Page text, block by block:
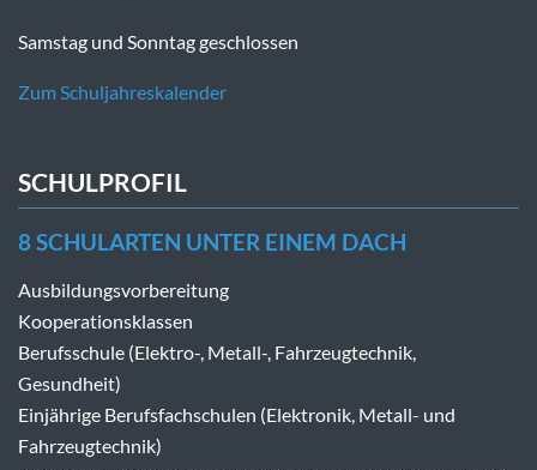
Samstag und Sonntag geschlossen
Zum Schuljahreskalender
SCHULPROFIL
8 SCHULARTEN UNTER EINEM DACH
Ausbildungsvorbereitung
Kooperationsklassen
Berufsschule (Elektro-, Metall-, Fahrzeugtechnik,
Gesundheit)
Einjährige Berufsfachschulen (Elektronik, Metall- und
Fahrzeugtechnik)